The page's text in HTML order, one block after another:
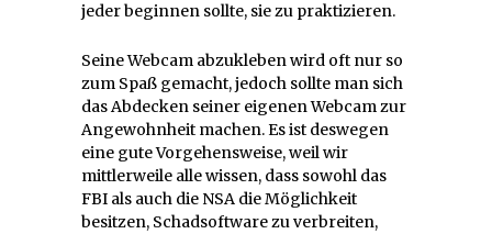
jeder beginnen sollte, sie zu praktizieren.
Seine Webcam abzukleben wird oft nur so
zum Spaß gemacht, jedoch sollte man sich
das Abdecken seiner eigenen Webcam zur
Angewohnheit machen. Es ist deswegen
eine gute Vorgehensweise, weil wir
mittlerweile alle wissen, dass sowohl das
FBI als auch die NSA die Möglichkeit
besitzen, Schadsoftware zu verbreiten,